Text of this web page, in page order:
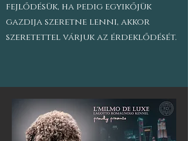
fejlődésük, ha pedig egyikőjük
gazdija szeretne lenni, akkor
szeretettel várjuk az érdeklődését.